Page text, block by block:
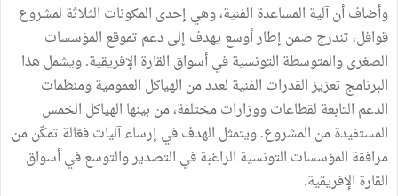
وأضاف أن آلية المساعدة الفنية، وهي إحدى المكونات الثلاثة لمشروع
قوافل، تندرج ضمن إطار أوسع يهدف إلى دعم تموقع المؤسسات
الصغرى والمتوسطة التونسية في أسواق القارة الإفريقية. ويشمل هذا
البرنامج تعزيز القدرات الفنية لعدد من الهياكل العمومية ومنظمات
الدعم التابعة لقطاعات ووزارات مختلفة، من بينها الهياكل الخمس
المستفيدة من المشروع. ويتمثل الهدف في إرساء آليات فعّالة تمكّن من
مرافقة المؤسسات التونسية الراغبة في التصدير والتوسع في أسواق
القارة الإفريقية.